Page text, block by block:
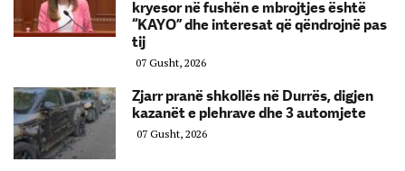
kryesor në fushën e mbrojtjes është
“KAYO” dhe interesat që qëndrojnë pas
tij
07 Gusht, 2026
Zjarr pranë shkollës në Durrës, digjen
kazanët e plehrave dhe 3 automjete
07 Gusht, 2026